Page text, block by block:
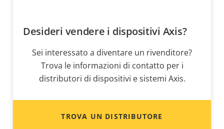
Desideri vendere i dispositivi Axis?
Sei interessato a diventare un rivenditore?
Trova le informazioni di contatto per i
distributori di dispositivi e sistemi Axis.
TROVA UN DISTRIBUTORE